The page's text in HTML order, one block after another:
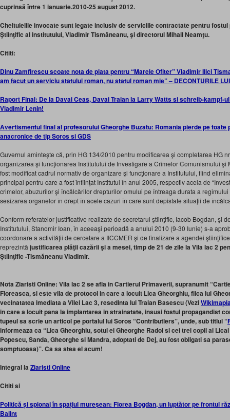
cuprinsă între 1 ianuarie.2010-25 august 2012.
Cheltuielile invocate sunt legate inclusiv de serviciile contractate pentru
Ştiinţific al institutului, Vladimir Tismăneanu, şi directorul Mihail Neamţu.
Cititi:
Dinu Zamfirescu scoate nota de plata pentru “Marele Ofiter” Vladimir Ilici
am facut un serviciu statului roman, nu statul roman mie” – DECONTURILE
Raport Final: De la Davai Ceas, Davai Traian la Larry Watts si schreib-kampf-
Vladimir Lenin!
Avertismentul final al profesorului Gheorghe Buzatu: Romania pierde pe toate
anacronice de tip Soros si GDS
Guvernul aminteşte că, prin HG 134/2010 pentru modificarea şi completarea HG
organizarea şi funcţionarea Institutului de Investigare a Crimelor Comunismului şi
fost modificat cadrul normativ de organizare şi funcţionare a Institutului, fiind
principal pentru care a fost înfiinţat Institutul în anul 2005, respectiv acela de
crimelor, abuzurilor şi încălcărilor drepturilor omului pe întreaga durata a
sesizarea organelor în drept în acele cazuri în care sunt depistate situaţii de
Conform referatelor justificative realizate de secretarul ştiinţific, Iacob Bogdan, şi
Institutului, Stanomir Ioan, în aceeaşi perioadă a anului 2010 (9-30 Iunie) s-a
coordonare a activităţii de cercetare a IICCMER şi de finalizare a agendei
reprezintă justificarea plăţii cazării şi a mesei, timp de 21 de zile la Vila lac 2
Ştiinţific -Tismăneanu Vladimir.
Nota Ziaristi Online: Vila lac 2 se afla in Cartierul Primaverii, supranumit
Floreasca, si este vila de protocol in care a locuit Lica Gheorghiu, fiica lui
vecinatatea imediata a Vilei Lac 3, resedinta lui Traian Basescu (Vezi
in care a locuit pana la implantarea in strainatate, insusi fostul propagandist
tupeul sa scrie un articol pe portalul lui Soros “Contributlers”, unde, sub titlul “
informeaza ca “Lica Gheorghiu, sotul ei Gheorghe Radoi si cei trei copii ai
Popescu, Sanda, Gheorghe si Mandra, adoptati de Dej, au fost obligati sa
somptuoasa)”. Ca sa stea el acum!
Integral la Ziaristi Online
Cititi si
Politică și spionaj în spațiul mureșean: Florea Bogdan, un luptător pe frontul
Balint